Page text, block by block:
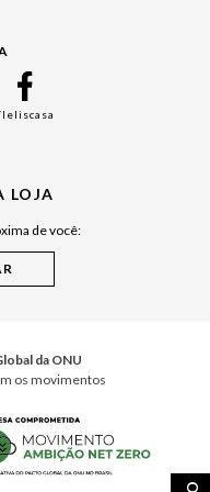
LOJA
de você:
da ONU
os movimentos